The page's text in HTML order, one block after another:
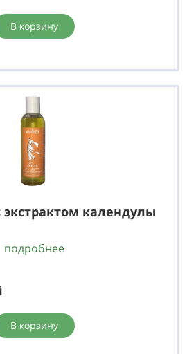
В корзину
календулы
подробнее
В корзину